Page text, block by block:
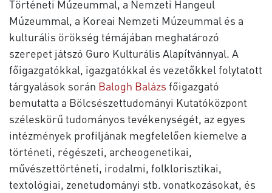
Történeti Múzeummal, a Nemzeti Hangeul
Múzeummal, a Koreai Nemzeti Múzeummal és a
kulturális örökség témájában meghatározó
szerepet játszó Guro Kulturális Alapítvánnyal. A
főigazgatókkal, igazgatókkal és vezetőkkel folytatott
tárgyalások során Balogh Balázs főigazgató
bemutatta a Bölcsészettudományi Kutatóközpont
széleskörű tudományos tevékenységét, az egyes
intézmények profiljának megfelelően kiemelve a
történeti, régészeti, archeogenetikai,
művészettörténeti, irodalmi, folklorisztikai,
textológiai, zenetudományi stb. vonatkozásokat, és